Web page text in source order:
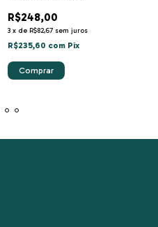
R$248,00
3 x de R$82,67 sem juros
R$235,60 com Pix
Comprar